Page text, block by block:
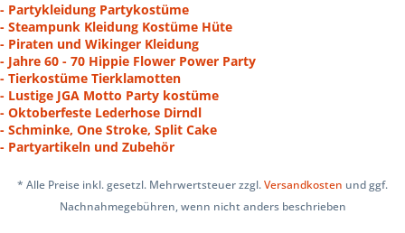
- Partykleidung Partykostüme
- Steampunk Kleidung Kostüme Hüte
- Piraten und Wikinger Kleidung
- Jahre 60 - 70 Hippie Flower Power Party
- Tierkostüme Tierklamotten
- Lustige JGA Motto Party kostüme
- Oktoberfeste Lederhose Dirndl
- Schminke, One Stroke, Split Cake
- Partyartikeln und Zubehör
* Alle Preise inkl. gesetzl. Mehrwertsteuer zzgl.Versandkosten und ggf.
Nachnahmegebühren, wenn nicht anders beschrieben